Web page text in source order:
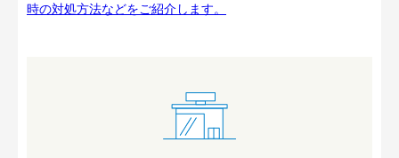
時の対処方法などをご紹介します。